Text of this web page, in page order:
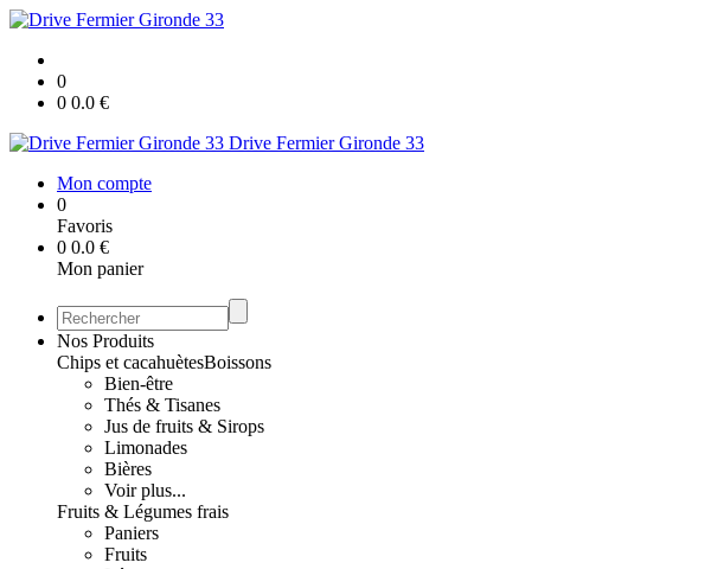
0
0 0.0 €
Drive Fermier Gironde 33
Mon compte
0
Favoris
0 0.0 €
Mon panier
Nos Produits
Chips et cacahuètesBoissons
Bien-être
Thés & Tisanes
Jus de fruits & Sirops
Limonades
Bières
Voir plus...
Fruits & Légumes frais
Paniers
Fruits